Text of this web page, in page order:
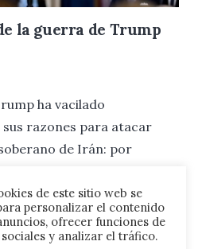
la guerra de Trump
ha vacilado
razones para atacar
de Irán: por
locales; para
de este sitio web se
personalizar el contenido
ofrecer funciones de
y analizar el tráfico.